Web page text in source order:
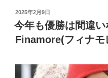
投
稿
日:
2025年2月9日
今年も優勝は間違い
Finamore(フィナモ